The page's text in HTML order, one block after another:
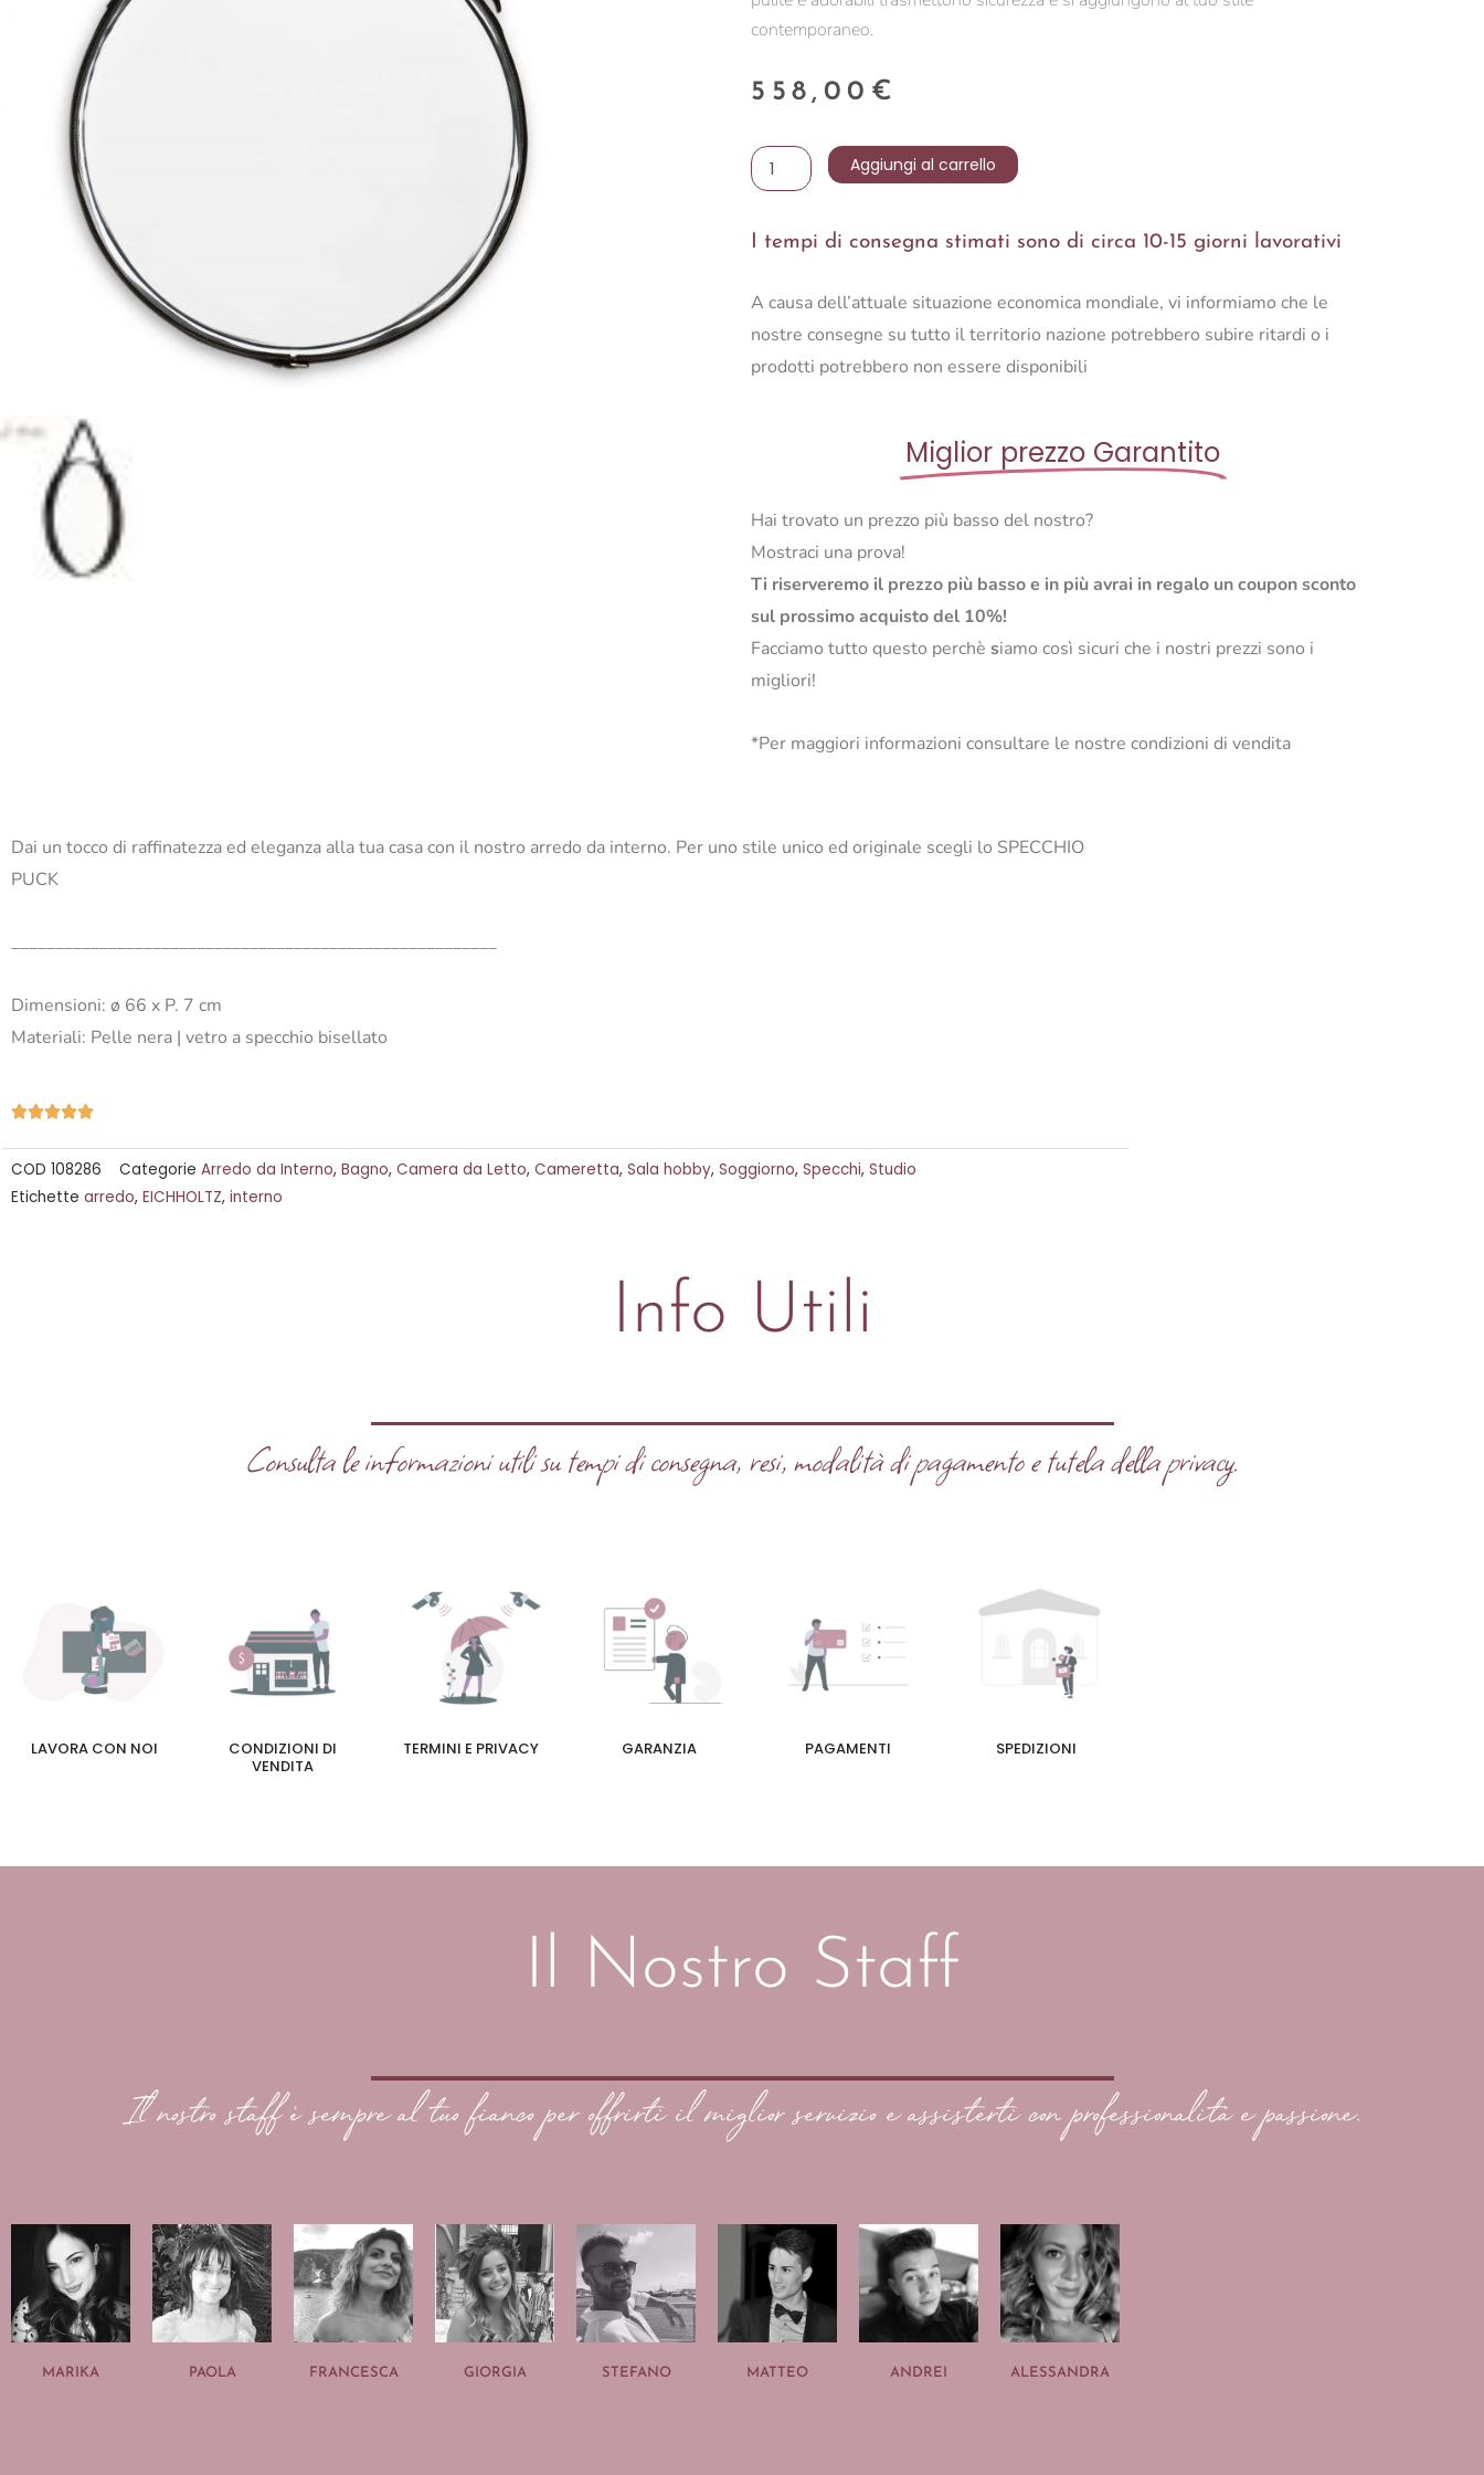
contemporaneo.
558,00 €
SPECCHIO
PUCK
Aggiungi al carrello
I tempi di consegna stimati sono di circa 10-15 giorni lavorativi
A causa dell’attuale situazione economica mondiale, vi informiamo che le
nostre consegne su tutto il territorio nazione potrebbero subire ritardi o i
prodotti potrebbero non essere disponibili
Miglior prezzo Garantito
Hai trovato un prezzo più basso del nostro?
Mostraci una prova!
Ti riserveremo il prezzo più basso e in più avrai in regalo un coupon sconto
sul prossimo acquisto del 10%!
Facciamo tutto questo perchè siamo così sicuri che i nostri prezzi sono i
migliori!
*Per maggiori informazioni consultare le nostre condizioni di vendita
Dai un tocco di raffinatezza ed eleganza alla tua casa con il nostro arredo da interno. Per uno stile unico ed originale scegli lo SPECCHIO
PUCK
_______________________________________________________
Dimensioni: ø 66 x P. 7 cm
Materiali: Pelle nera | vetro a specchio bisellato
Valutazione
su
5
COD 108286 Categorie Arredo da Interno, Bagno, Camera da Letto, Cameretta, Sala hobby, Soggiorno, Specchi, Studio
Etichette arredo, EICHHOLTZ, interno
Info Utili
Consulta le informazioni utili su tempi di consegna, resi, modalità di pagamento e tutela della privacy.
LAVORA CON NOI
CONDIZIONI DI
VENDITA
TERMINI E PRIVACY GARANZIA PAGAMENTI SPEDIZIONI
Il Nostro Staff
Il nostro staff è sempre al tuo fianco per offrirti il miglior servizio e assisterti con professionalità e passione.
MARIKA PAOLA FRANCESCA GIORGIA STEFANO MATTEO ANDREI ALESSANDRA